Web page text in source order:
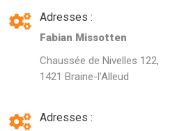
Adresses :
Fabian Missotten
Chaussée de Nivelles 122,
1421 Braine-l’Alleud
Adresses :